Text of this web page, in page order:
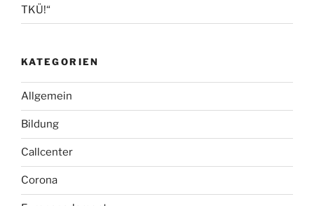
TKÜ!“
KATEGORIEN
Allgemein
Bildung
Callcenter
Corona